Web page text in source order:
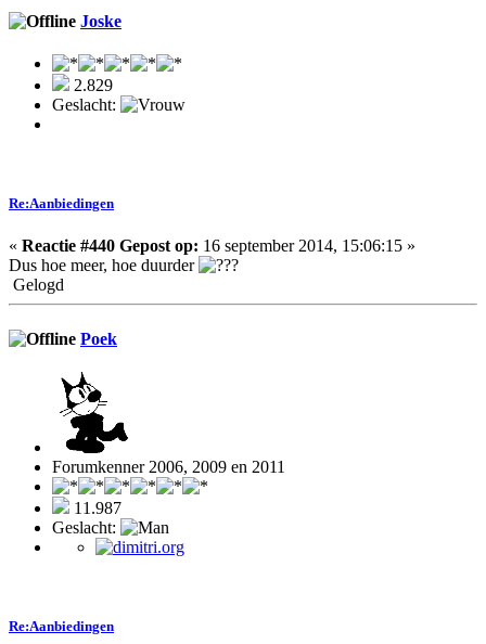
Joske
2.829
Geslacht:
Re:Aanbiedingen
« Reactie #440 Gepost op: 16 september 2014, 15:06:15 »
Dus hoe meer, hoe duurder
Gelogd
Poek
Forumkenner 2006, 2009 en 2011
11.987
Geslacht:
Re:Aanbiedingen